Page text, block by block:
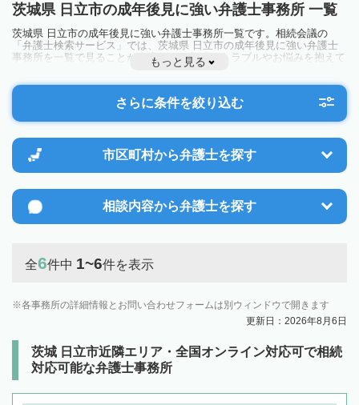
茨城県 日立市の成年後見に強い弁護士事務所 一覧
茨城県 日立市の成年後見に強い弁護士事務所一覧です。相続会議の
「弁護士検索サービス」では、茨城県 日立市の成年後見に強い弁護士
事務所を一覧で見ることが出来ます。相続のトラブルやお悩みを抱えて
いる方は一度近隣の弁護士に相談してみましょう。
もっと見る
さらに条件を絞り込む
市区町村から弁護士を探す
相談内容から弁護士を探す
全6件中 1~6件を表示
各事務所の詳細情報とお問い合わせフォームは別ウィンドウで開きます
更新日：2026年8月6日
茨城 日立市近隣エリア・全国オンライン対応可で相続
対応可能な弁護士事務所